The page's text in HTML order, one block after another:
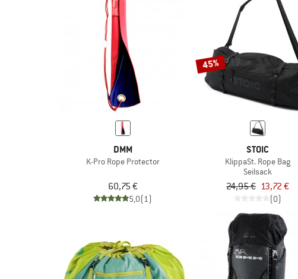
DMM
K-Pro Rope Protector
60,75 €
5,0(1)
45%
STOIC
KlippaSt. Rope Bag
Seilsack
24,95 € 13,72 €
(0)